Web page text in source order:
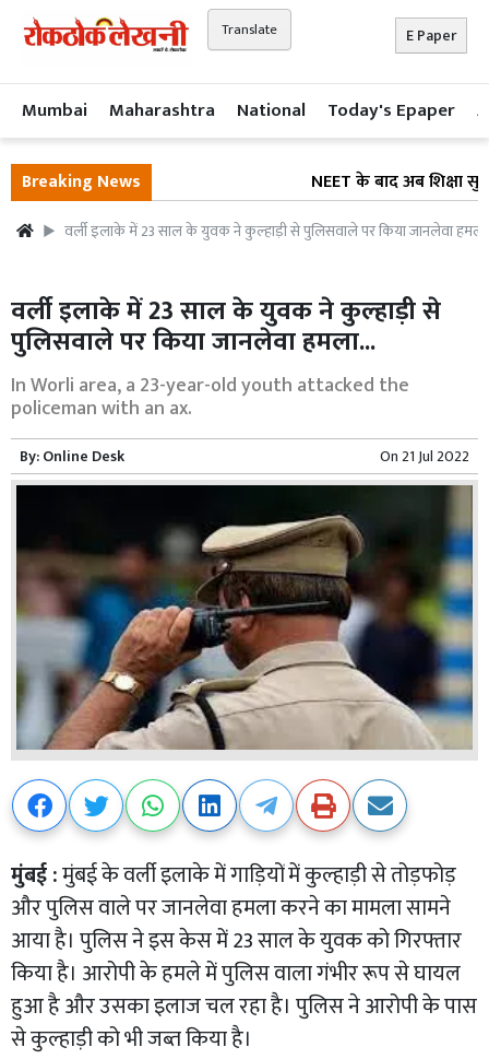
Translate E Paper
Mumbai Maharashtra National Today's Epaper
Breaking News NEET के बाद अब शिक्षा
वर्ली इलाके में 23 साल के युवक ने कुल्हाड़ी से पुलिसवाले पर किया जानलेवा
वर्ली इलाके में 23 साल के युवक ने कुल्हाड़ी से
पुलिसवाले पर किया जानलेवा हमला...
In Worli area, a 23-year-old youth attacked the
policeman with an ax.
By:Online Desk On21 Jul 2022
मुंबई :मुंबई के वर्ली इलाके में गाड़ियों में कुल्हाड़ी से तोड़फोड़
और पुलिस वाले पर जानलेवा हमला करने का मामला सामने
आया है। पुलिस ने इस केस में 23 साल के युवक को गिरफ्तार
किया है। आरोपी के हमले में पुलिस वाला गंभीर रूप से घायल
हुआ है और उसका इलाज चल रहा है। पुलिस ने आरोपी के पास
से कुल्हाड़ी को भी जब्त किया है।